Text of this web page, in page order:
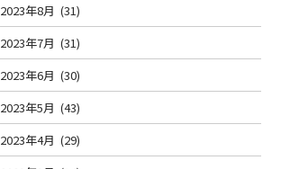
2023年8月 (31)
2023年7月 (31)
2023年6月 (30)
2023年5月 (43)
2023年4月 (29)